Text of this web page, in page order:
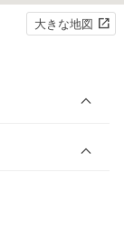
大きな地図